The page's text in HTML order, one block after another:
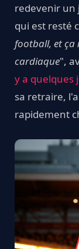
redevenir un
qui est resté
football, et ça
cardiaque",
y a quelques
sa retraire,
rapidement